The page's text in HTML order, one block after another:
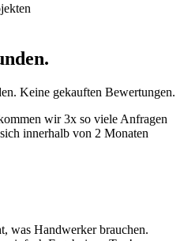
Keine gekauften Bewertungen.
wir 3x so viele Anfragen
innerhalb von 2 Monaten
was Handwerker brauchen.